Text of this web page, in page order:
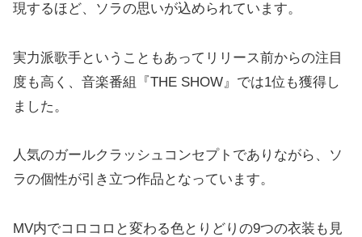
現するほど、ソラの思いが込められています。
実力派歌手ということもあってリリース前からの注目
度も高く、音楽番組『THE SHOW』では1位も獲得し
ました。
人気のガールクラッシュコンセプトでありながら、ソ
ラの個性が引き立つ作品となっています。
MV内でコロコロと変わる色とりどりの9つの衣装も見